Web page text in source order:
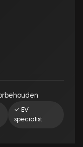
✓ EV
specialist